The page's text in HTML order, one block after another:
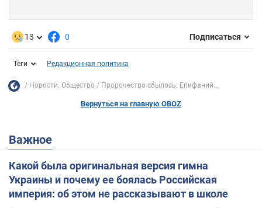
13 0 Подписаться
Теги Редакционная политика
Новости. Общество Пророчество сбылось: Епифаний...
Вернуться на главную OBOZ
Важное
Какой была оригинальная версия гимна
Украины и почему ее боялась Российская
империя: об этом не рассказывают в школе